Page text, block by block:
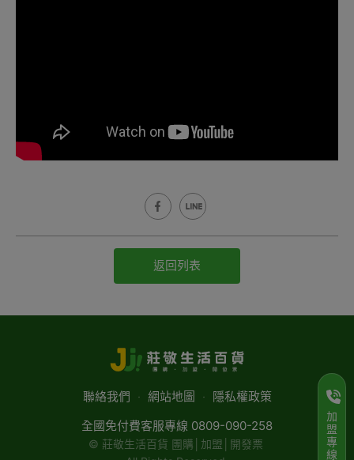
返回列表
聯絡我們 ‧ 網站地圖 ‧ 隱私權政策
全國免付費客服專線 0809-090-258
© 莊敬生活百貨 團購│加盟│開發票
加
盟
專
線